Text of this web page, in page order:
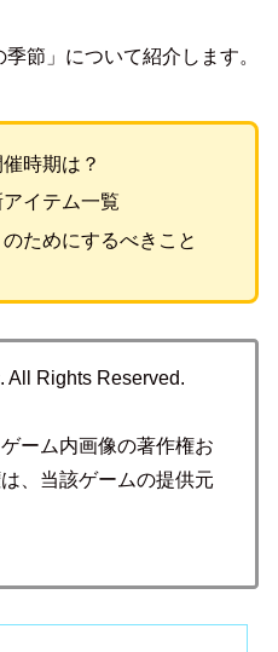
節」について紹介します。
時期は？
イテム一覧
ためにするべきこと
All Rights Reserved.
ーム内画像の著作権お
、当該ゲームの提供元